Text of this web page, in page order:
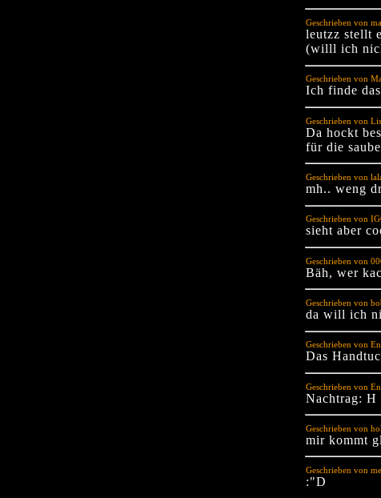
Geschrieben von
leutzz stellt
(willl ich
Geschrieben von
Ich finde
Geschrieben von
Da hockt
für die
Geschrieben von
mh.. weng
Geschrieben von
sieht aber
Geschrieben von
Bäh, wer
Geschrieben von
da will ich
Geschrieben von
Das
Geschrieben von
Nachtrag:
Geschrieben von
mir kommt
Geschrieben von
:"D